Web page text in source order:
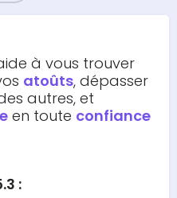
à vous trouver
atoûts, dépasser
autres, et
en toute confiance
: